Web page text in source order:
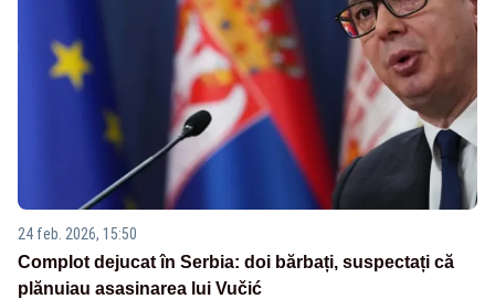
24 feb. 2026, 15:50
Complot dejucat în Serbia: doi bărbați, suspectați că
plănuiau asasinarea lui Vučić